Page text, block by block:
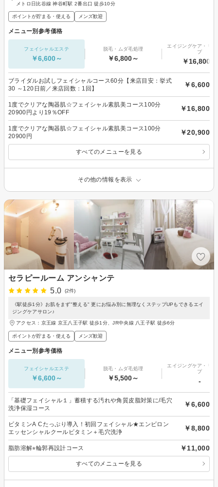
メトロ日比谷線 神谷町駅 2番出口 徒歩10分
ポイントが貯まる・使える メンズ歓迎
メニュー別参考価格
フェイシャルエステ
￥6,600～
脱毛・ムダ毛処理
￥6,800～
エイジングケア・リ
プ
￥16,800～
ブライダルお試しフェイシャルコース60分【来店目安：挙式
30 ～120日前／来店回数：1回】
￥6,600
1度でクリアな陶器肌☆フェイシャル素肌美コース100分
20900円より19％OFF
￥16,800
1度でクリアな陶器肌☆フェイシャル素肌美コース100分
20900円
￥20,900
すべてのメニューを見る
その他の情報を表示
セラピールーム アンシャンテ
5.0
(2件)
《駅徒歩1分》お肌をまず"整える" 更にお悩み別に無理なくステップUPもできるエイ
ジングケアサロン♪
アクセス：京王線 京王八王子駅 徒歩1分、JR中央線 八王子駅 徒歩6分
ポイントが貯まる・使える メンズ歓迎
メニュー別参考価格
フェイシャルエステ
￥6,600～
脱毛・ムダ毛処理
￥5,500～
エイジングケア・リ
プ
-
「基礎フェイシャル１」蓄積する汚れや角質皮脂対策に/毛穴
洗浄保湿コース
￥6,600
ビタミンA Cたっぷり導入！初回フェイシャル★エンビロン
エッセンシャルクールビタミン＋毛穴洗浄
￥8,800
脂肪溶解⭐︎輪郭再設計コース ￥11,000
すべてのメニューを見る